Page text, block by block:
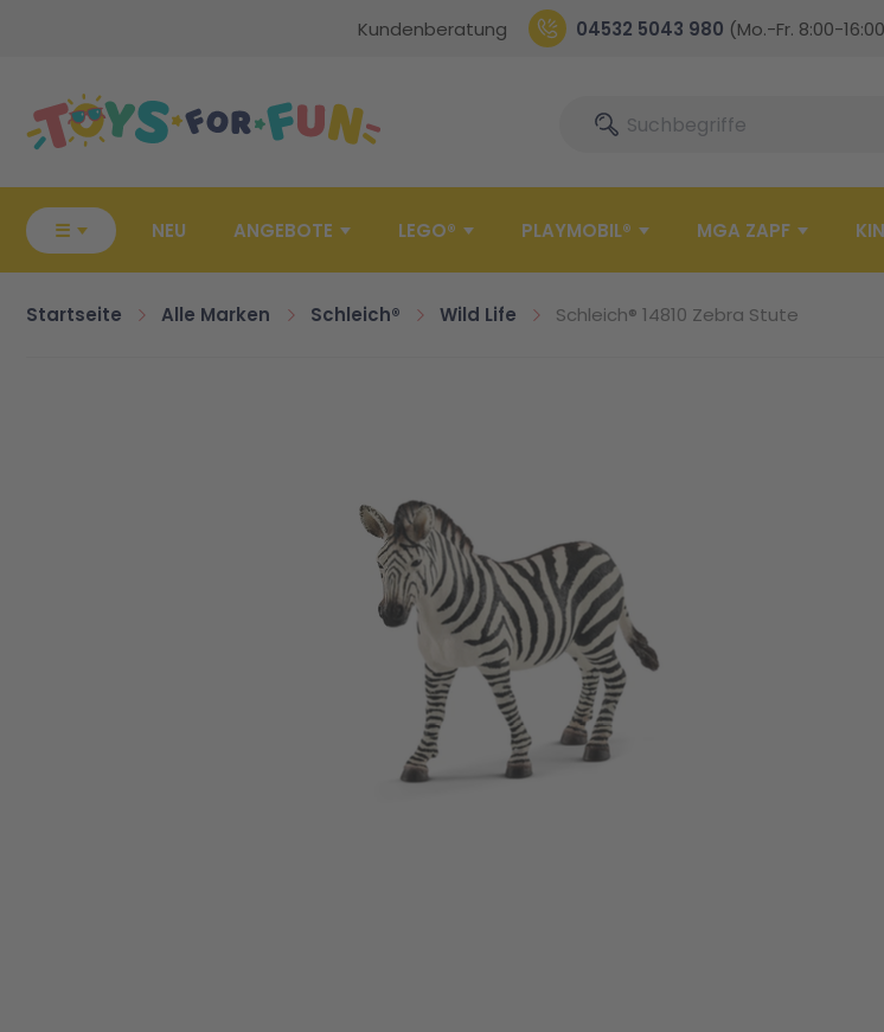
Kundenberatung 04532 5043 980 (Mo.-Fr. 8:00-
SucheSuche
☰ NEU ANGEBOTE LEGO® PLAYMOBIL® MGA ZAPF
Startseite Alle Marken Schleich® Wild Life Schleich® 14810 Zebra Stute